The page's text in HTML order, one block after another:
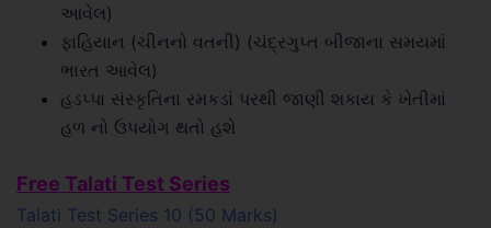
આવેલ)
ફાહિયાન (ચીનનો વતની) (ચંદ્રગુપ્ત બીજાના સમયમાં
ભારત આવેલ)
હડપ્પા સંસ્કૃતિના રમકડાં પરથી જાણી શકાય કે ખેતીમાં
હળ નો ઉપયોગ થતો હશે
Free Talati Test Series
Talati Test Series 10 (50 Marks)